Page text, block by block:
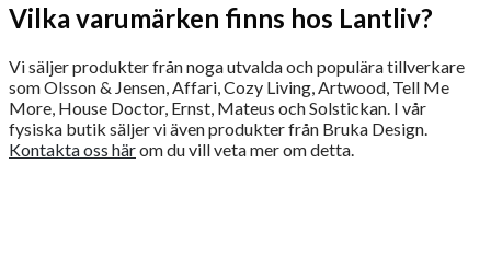
Vilka varumärken finns hos Lantliv?
Vi säljer produkter från noga utvalda och populära tillverkare
som Olsson & Jensen, Affari, Cozy Living, Artwood, Tell Me
More, House Doctor, Ernst, Mateus och Solstickan. I vår
fysiska butik säljer vi även produkter från Bruka Design.
Kontakta oss härom du vill veta mer om detta.